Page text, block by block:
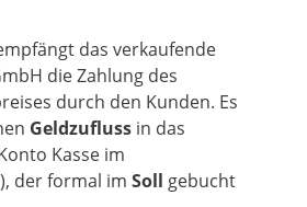
das verkaufende
die Zahlung des
durch den Kunden. Es
Geldzufluss in das
Kasse im
der formal im Soll gebucht